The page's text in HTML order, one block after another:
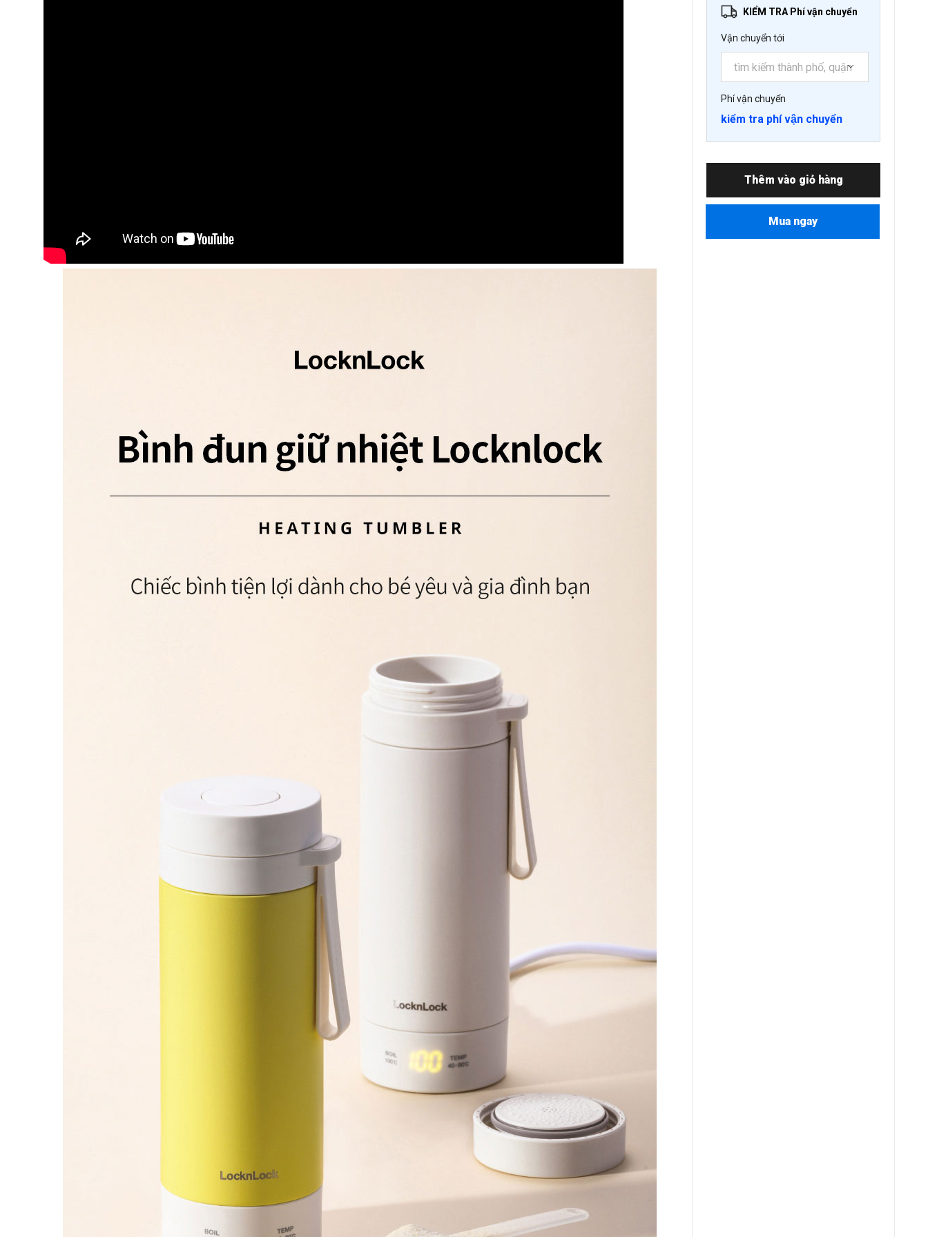
KIỂM TRA Phí vận chuyển
Vận chuyển tới
Phí vận chuyển
kiểm tra phí vận chuyển
Thêm vào giỏ hàng
Mua ngay